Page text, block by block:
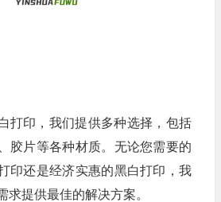
打印，我们提供多种选择，包括
胶片等各种材质。无论您需要的
印还是经济实惠的黑白打印，我
求提供最佳的解决方案。